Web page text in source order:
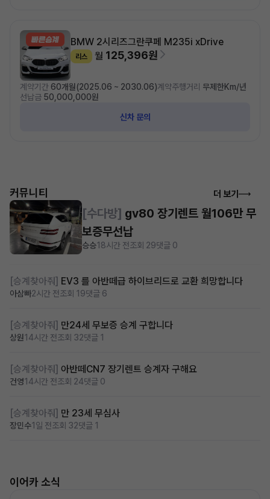
BMW 2시리즈그란쿠페 M235i xDrive
리스 월 125,396원
계약기간 60개월(2025.06 ~ 2030.06)계약주행거리 무제한Km/년
선납금 50,000,000원
신차 문의
커뮤니티 더 보기
[승계찾아줘] EV3 를 아반떼급 하이브리드로 교환 희망합니다
아삼빠2시간 전조회 19댓글 6
[승계찾아줘] 만24세 무보증 승계 구합니다
상원14시간 전조회 32댓글 1
[승계찾아줘] 아반떼CN7 장기렌트 승계자 구해요
건영14시간 전조회 24댓글 0
[승계찾아줘] 만 23세 무심사
장민수1일 전조회 32댓글 1
[수다방] gv80 장기렌트 월106만 무
보증무선납
승승18시간 전조회 29댓글 0
이어카 소식